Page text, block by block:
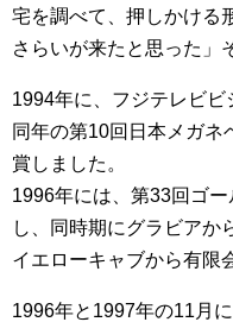
宅を調べて、押しかける
さらいが来たと思った」
1994年に、フジテレビビ
同年の第10回日本メガネ
賞しました。
1996年には、第33回ゴ
し、同時期にグラビアか
イエローキャブから有限
1996年と1997年の11月